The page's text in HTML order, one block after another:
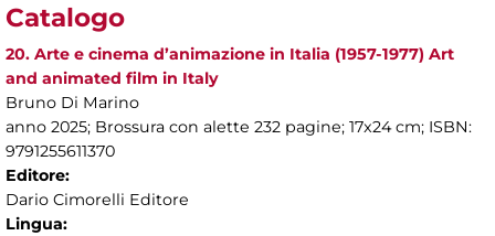
Catalogo
20. Arte e cinema d’animazione in Italia (1957-1977) Art
and animated film in Italy
Bruno Di Marino
anno 2025; Brossura con alette 232 pagine; 17x24 cm; ISBN:
9791255611370
Editore:
Dario Cimorelli Editore
Lingua: